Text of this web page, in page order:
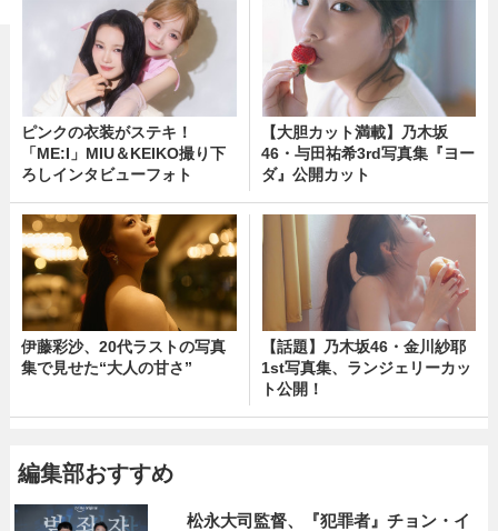
ピンクの衣装がステキ！
「ME:I」MIU＆KEIKO撮り下
ろしインタビューフォト
【大胆カット満載】乃木坂
46・与田祐希3rd写真集『ヨー
ダ』公開カット
伊藤彩沙、20代ラストの写真
集で見せた“大人の甘さ”
【話題】乃木坂46・金川紗耶
1st写真集、ランジェリーカッ
ト公開！
編集部おすすめ
松永大司監督、『犯罪者』チョン・イ